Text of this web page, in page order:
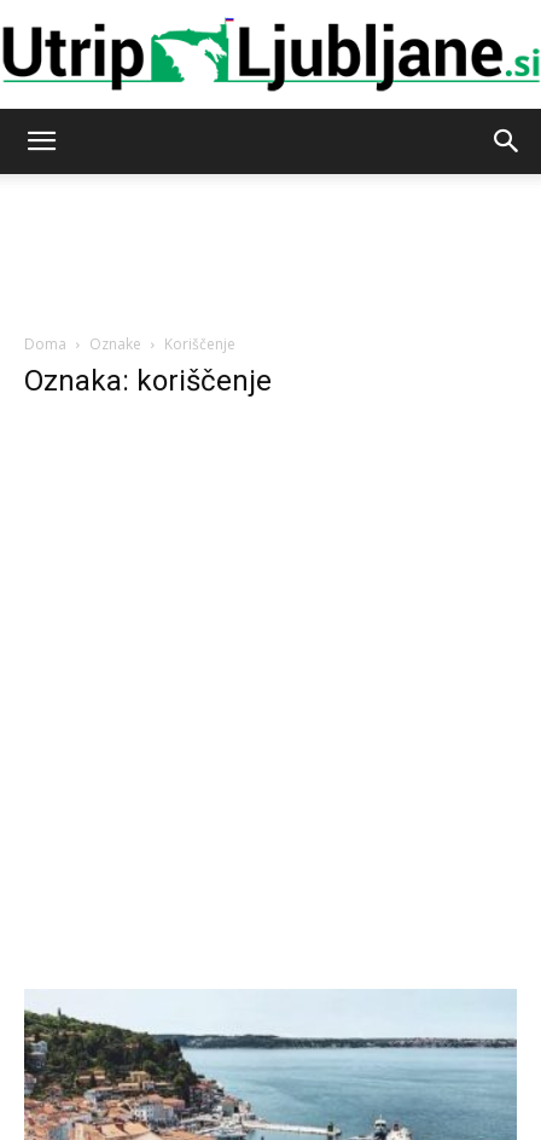
Doma Oznake Koriščenje
Oznaka: koriščenje